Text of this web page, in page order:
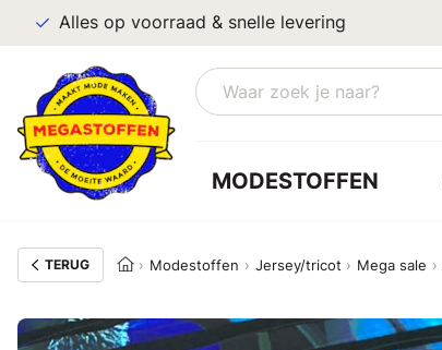
Alles op voorraad & snelle levering
MODESTOFFEN
TERUG Modestoffen Jersey/tricot Mega sale